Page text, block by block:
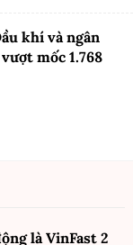
khí và ngân
mốc 1.768
là VinFast 2